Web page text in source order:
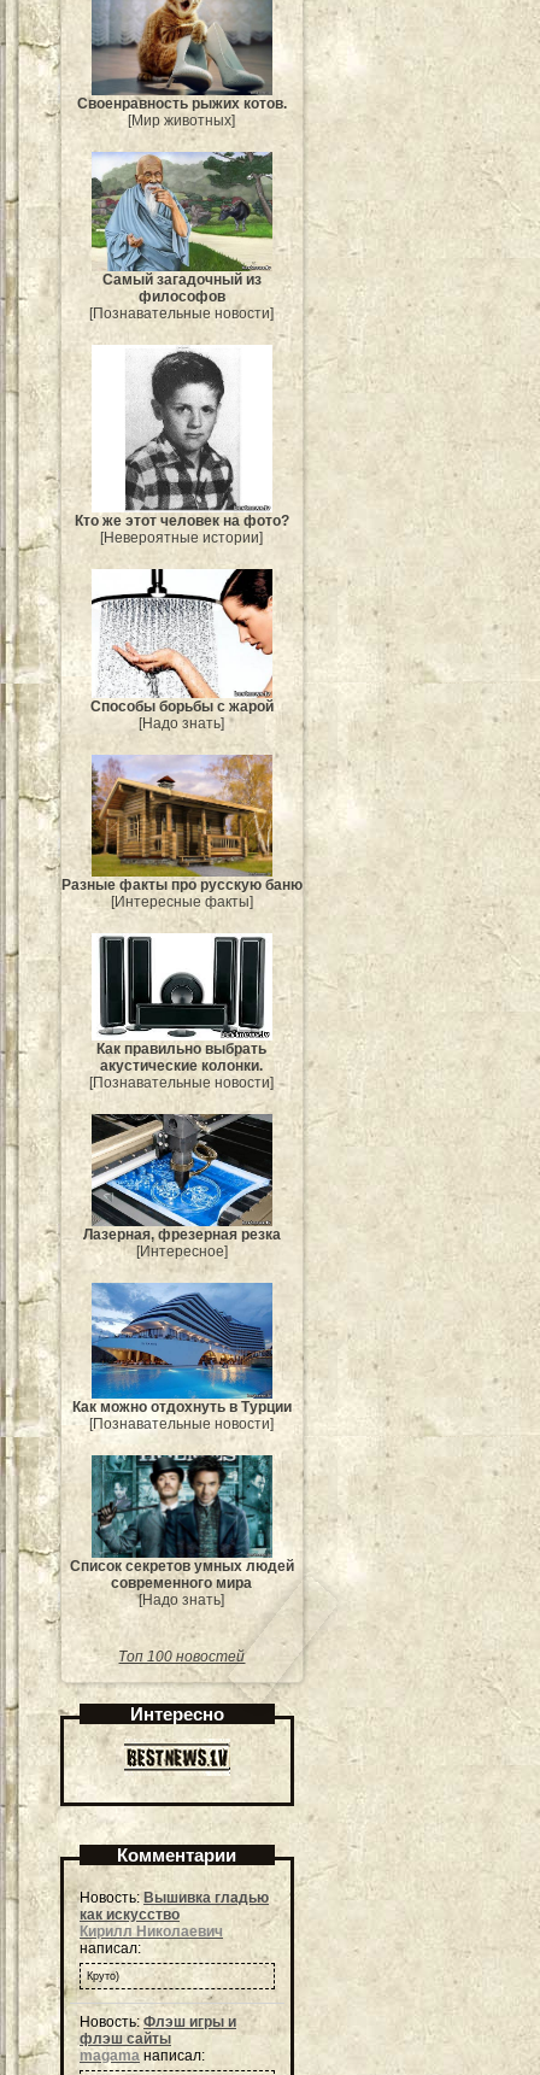
Своенравность рыжих котов.
[Мир животных]
Самый загадочный из
философов
[Познавательные новости]
Кто же этот человек на фото?
[Невероятные истории]
Способы борьбы с жарой
[Надо знать]
Разные факты про русскую баню
[Интересные факты]
Как правильно выбрать
акустические колонки.
[Познавательные новости]
Лазерная, фрезерная резка
[Интересное]
Как можно отдохнуть в Турции
[Познавательные новости]
Список секретов умных людей
современного мира
[Надо знать]
Топ 100 новостей
Интересно
Комментарии
Новость:Вышивка гладью
как искусство
Кирилл Николаевич
написал:
Круто)
Новость: Флэш игры и
флэш сайты
magama написал: